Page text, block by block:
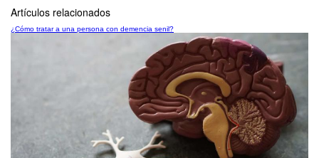
Artículos relacionados
¿Cómo tratar a una persona con demencia senil?